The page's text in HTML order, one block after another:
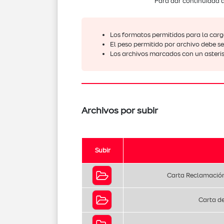
Los formatos permitidos para la
El peso permitido por archivo debe
Los archivos marcados con un
Archivos por subir
Subir
Carta
Carta